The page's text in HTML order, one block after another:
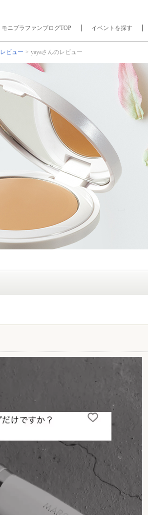
モニプラファンブログTOP イベントを探す
レビュー yayaさんのレビュー